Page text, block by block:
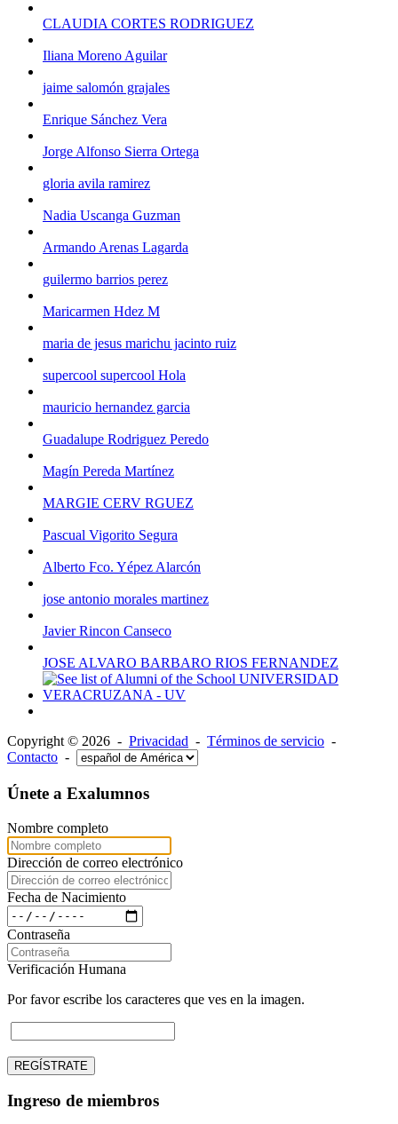
CLAUDIA CORTES RODRIGUEZ
Iliana Moreno Aguilar
jaime salomón grajales
Enrique Sánchez Vera
Jorge Alfonso Sierra Ortega
gloria avila ramirez
Nadia Uscanga Guzman
Armando Arenas Lagarda
guilermo barrios perez
Maricarmen Hdez M
maria de jesus marichu jacinto ruiz
supercool supercool Hola
mauricio hernandez garcia
Guadalupe Rodriguez Peredo
Magín Pereda Martínez
MARGIE CERV RGUEZ
Pascual Vigorito Segura
Alberto Fco. Yépez Alarcón
jose antonio morales martinez
Javier Rincon Canseco
JOSE ALVARO BARBARO RIOS FERNANDEZ
Copyright © 2026 - Privacidad - Términos de servicio -
Contacto -
Únete a Exalumnos
Nombre completo
Dirección de correo electrónico
Fecha de Nacimiento
Contraseña
Verificación Humana
Por favor escribe los caracteres que ves en la imagen.
REGÍSTRATE
Ingreso de miembros